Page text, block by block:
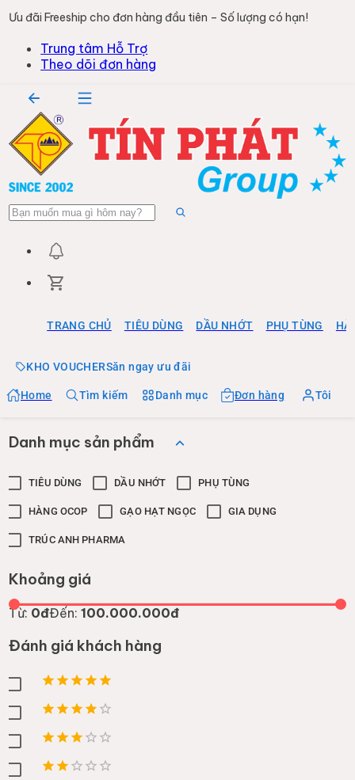
Ưu đãi Freeship cho đơn hàng đầu tiên – Số lượng có hạn!
Trung tâm Hỗ Trợ
Theo dõi đơn hàng
TRANG CHỦ TIÊU DÙNG DẦU NHỚT PHỤ TÙNG
KHO VOUCHERSăn ngay ưu đãi
Home Tìm kiếm Danh mục Đơn hàng Tôi
Danh mục sản phẩm
TIÊU DÙNG DẦU NHỚT PHỤ TÙNG
HÀNG OCOP GẠO HẠT NGỌC GIA DỤNG
TRÚC ANH PHARMA
Khoảng giá
Từ: 0đĐến:100.000.000đ
Đánh giá khách hàng